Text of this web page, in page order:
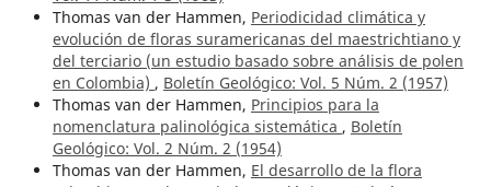
Thomas van der Hammen, Periodicidad climática y
evolución de floras suramericanas del maestrichtiano y
del terciario (un estudio basado sobre análisis de polen
en Colombia) , Boletín Geológico: Vol. 5 Núm. 2 (1957)
Thomas van der Hammen, Principios para la
nomenclatura palinológica sistemática , Boletín
Geológico: Vol. 2 Núm. 2 (1954)
Thomas van der Hammen, El desarrollo de la flora